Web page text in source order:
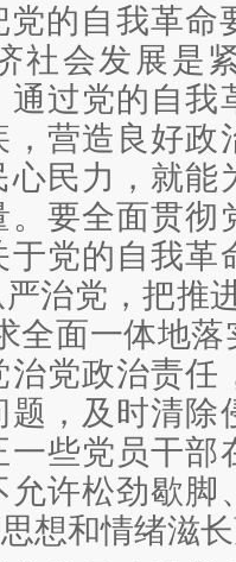
的自我革命
社会发展是
过党的自我
营造良好政
民力，就能
要全面贯彻
党的自我革
治党，把推
全面一体地
党政治责任
，及时清除
一些党员干部
允许松劲歇脚
想和情绪滋